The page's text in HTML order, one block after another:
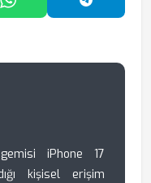
WhatsApp'ta Paylaş
iPhone 17
kişisel erişim